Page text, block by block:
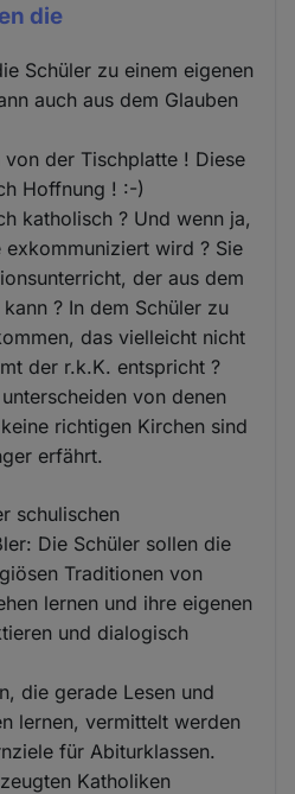
die
Schüler zu einem eigenen
auch aus dem Glauben
der Tischplatte ! Diese
Hoffnung ! :-)
katholisch ? Und wenn ja,
wird ? Sie
der aus dem
? In dem Schüler zu
das vielleicht nicht
der r.k.K. entspricht ?
von denen
richtigen Kirchen sind
erfährt.
schulischen
Die Schüler sollen die
Traditionen von
lernen und ihre eigenen
und dialogisch
die gerade Lesen und
lernen, vermittelt werden
für Abiturklassen.
Katholiken